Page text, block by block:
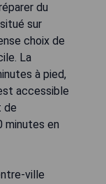
du
sur
choix de
La
à pied,
accessible
de
minutes en
ville